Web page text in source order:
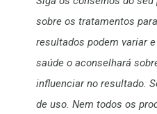
sobre os tratamentos
resultados podem variar
saúde o aconselhará
influenciar no resultado.
de uso. Nem todos os